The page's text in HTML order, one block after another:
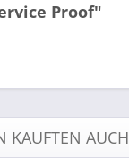
Proof"
KAUFTEN AUCH